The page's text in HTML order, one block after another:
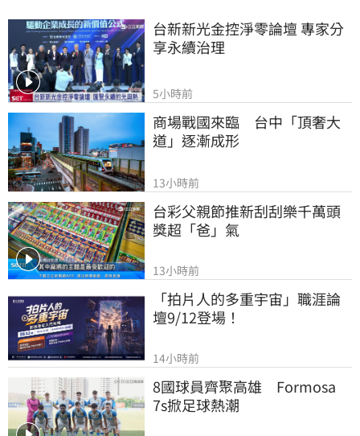
台新新光金控淨零論壇 專家分
享永續治理
5小時前
商場戰國來臨　台中「頂奢大
道」逐漸成形
13小時前
台彩父親節推新刮刮樂千萬頭
獎超「爸」氣
13小時前
「拍片人的多重宇宙」職涯論
壇9/12登場！
14小時前
8國球員齊聚高雄　Formosa
7s掀足球熱潮